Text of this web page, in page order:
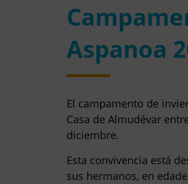
Aspanoa
El campamento de
Casa de Almudévar
diciembre.
Esta convivencia está
sus hermanos, en